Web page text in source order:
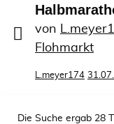
von
Flohmarkt
L.meyer174
Die Suche ergab 28